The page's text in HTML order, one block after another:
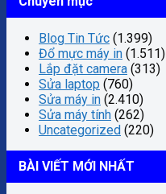
Blog Tin Tức (1.399)
Đổ mực máy in (1.511)
Lắp đặt camera (313)
Sửa laptop (760)
Sửa máy in (2.410)
Sửa máy tính (262)
Uncategorized (220)
BÀI VIẾT MỚI NHẤT